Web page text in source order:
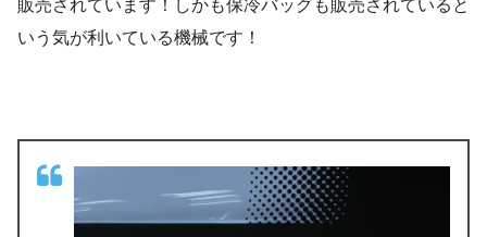
販売されています！しかも保冷バッグも販売されていると
いう気が利いている機械です！